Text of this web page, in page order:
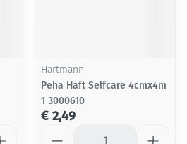
Hartmann
Peha Haft Selfcare 4cmx4m
1 3000610
€ 2,49